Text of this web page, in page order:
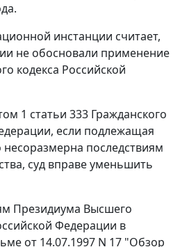
инстанции считает,
не обосновали применение
кодекса Российской
1 статьи 333 Гражданского
если подлежащая
несоразмерна последствиям
суд вправе уменьшить
Президиума Высшего
Федерации в
от 14.07.1997 N 17 "Обзор